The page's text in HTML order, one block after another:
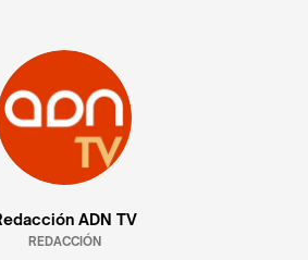
ADN TV
REDACCIÓN